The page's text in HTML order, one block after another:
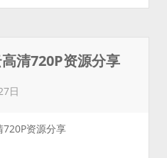
高清720P资源分享
日
720P资源分享